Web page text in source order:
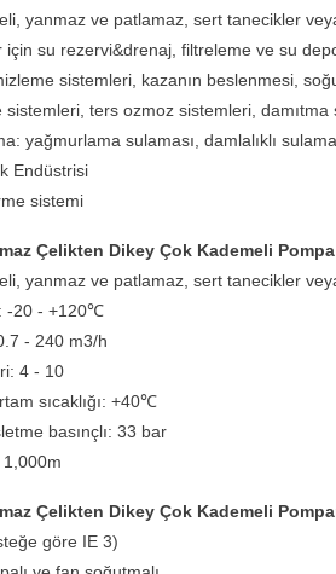
yanmaz ve patlamaz, sert tanecikler
su rezervi&drenaj, filtreleme ve su
sistemleri, kazanın beslenmesi,
sistemleri, ters ozmoz sistemleri,
yağmurlama sulaması, damlalıklı sulama
Endüstrisi
sistemi
Çelikten Dikey Çok Kademeli
yanmaz ve patlamaz, sert tanecikler
-20 - +120℃
- 240 m3/h
4 - 10
sıcaklığı: +40℃
basınçlı: 33 bar
1,000m
Çelikten Dikey Çok Kademeli
göre IE 3)